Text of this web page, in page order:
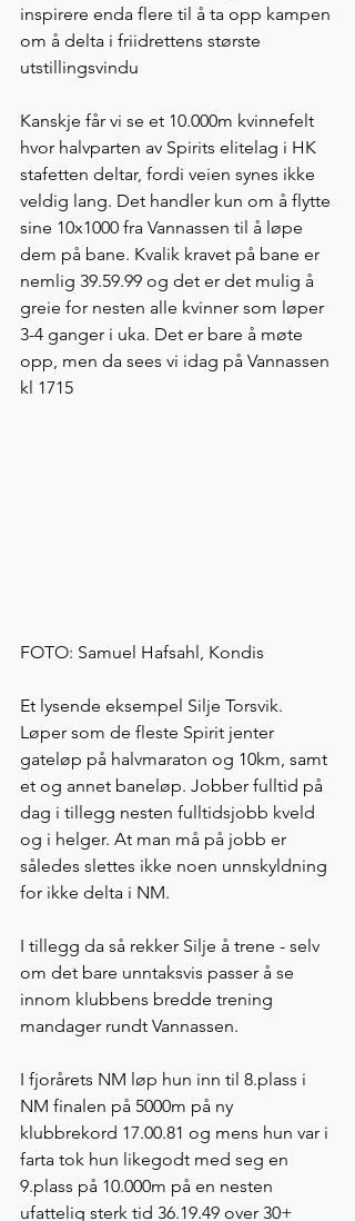
inspirere enda flere til å ta opp kampen
om å delta i friidrettens største
utstillingsvindu
Kanskje får vi se et 10.000m kvinnefelt
hvor halvparten av Spirits elitelag i HK
stafetten deltar, fordi veien synes ikke
veldig lang. Det handler kun om å flytte
sine 10x1000 fra Vannassen til å løpe
dem på bane. Kvalik kravet på bane er
nemlig 39.59.99 og det er det mulig å
greie for nesten alle kvinner som løper
3-4 ganger i uka. Det er bare å møte
opp, men da sees vi idag på Vannassen
kl 1715
FOTO: Samuel Hafsahl, Kondis
Et lysende eksempel Silje Torsvik.
Løper som de fleste Spirit jenter
gateløp på halvmaraton og 10km, samt
et og annet baneløp. Jobber fulltid på
dag i tillegg nesten fulltidsjobb kveld
og i helger. At man må på jobb er
således slettes ikke noen unnskyldning
for ikke delta i NM.
I tillegg da så rekker Silje å trene - selv
om det bare unntaksvis passer å se
innom klubbens bredde trening
mandager rundt Vannassen.
I fjorårets NM løp hun inn til 8.plass i
NM finalen på 5000m på ny
klubbrekord 17.00.81 og mens hun var i
farta tok hun likegodt med seg en
9.plass på 10.000m på en nesten
ufattelig sterk tid 36.19.49 over 30+